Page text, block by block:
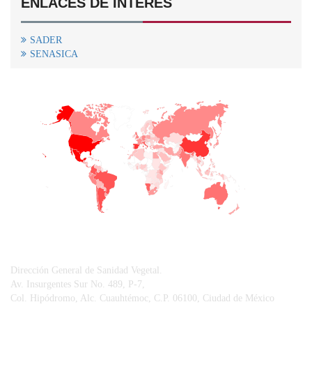
SADER
SENASICA
Dirección General de Sanidad Vegetal.
Av. Insurgentes Sur No. 489, P-7,
Col. Hipódromo, Alc. Cuauhtémoc, C.P. 06100, Ciudad de México